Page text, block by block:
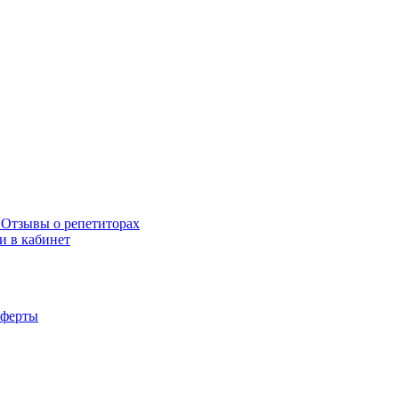
Отзывы о репетиторах
в кабинет